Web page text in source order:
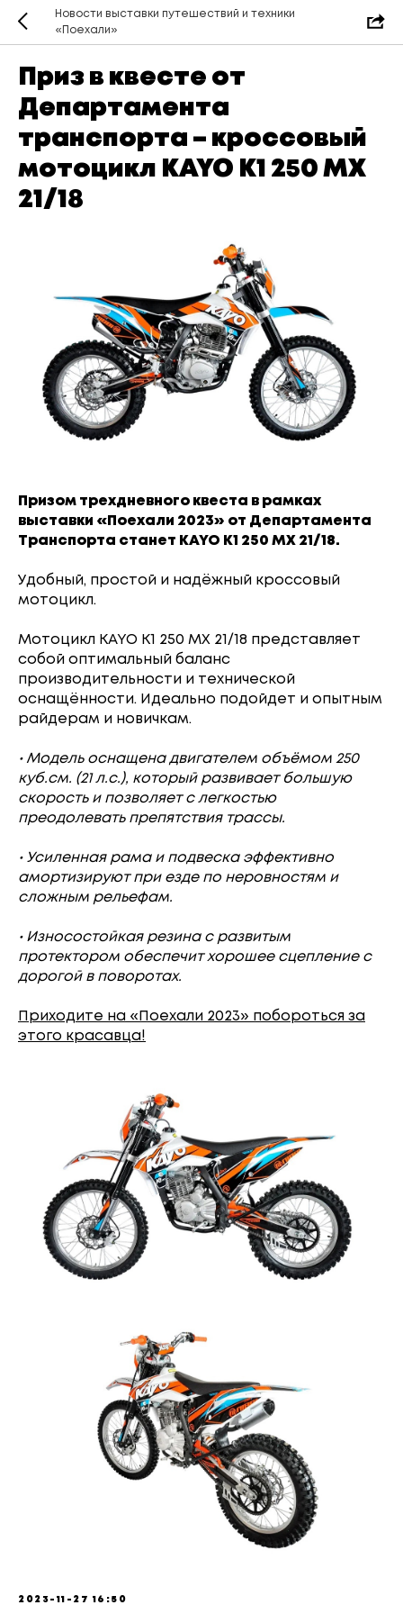
Новости выставки путешествий и техники
«Поехали»
Приз в квесте от
Департамента
транспорта – кроссовый
мотоцикл KAYO K1 250 MX
21/18
Призом трехдневного квеста в рамках
выставки «Поехали 2023» от Департамента
Транспорта станет KAYO K1 250 MX 21/18.
Удобный, простой и надёжный кроссовый
мотоцикл.
Мотоцикл KAYO K1 250 MX 21/18 представляет
собой оптимальный баланс
производительности и технической
оснащённости. Идеально подойдет и опытным
райдерам и новичкам.
• Модель оснащена двигателем объёмом 250
куб.см. (21 л.с.), который развивает большую
скорость и позволяет с легкостью
преодолевать препятствия трассы.
• Усиленная рама и подвеска эффективно
амортизируют при езде по неровностям и
сложным рельефам.
• Износостойкая резина с развитым
протектором обеспечит хорошее сцепление с
дорогой в поворотах.
Приходите на «Поехали 2023» побороться за
этого красавца!
2023-11-27 16:50